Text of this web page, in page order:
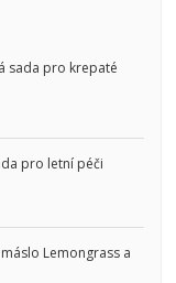
sada pro krepaté
pro letní péči
Lemongrass a